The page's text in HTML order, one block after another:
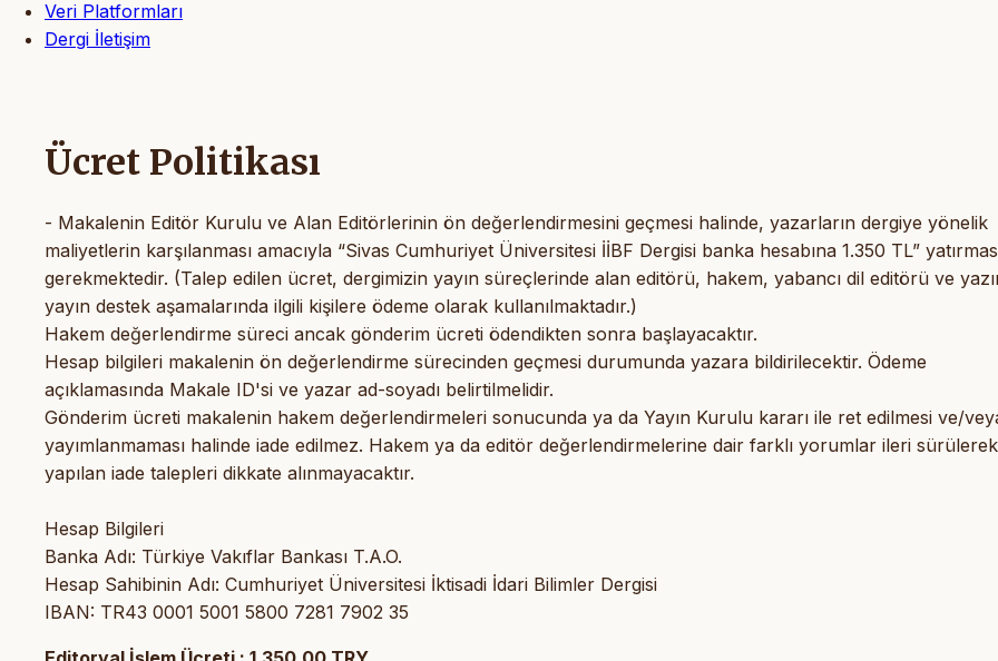
Veri Platformları
Dergi İletişim
Ücret Politikası
- Makalenin Editör Kurulu ve Alan Editörlerinin ön değerlendirmesini geçmesi halinde, yazarların dergiye yönelik
maliyetlerin karşılanması amacıyla “Sivas Cumhuriyet Üniversitesi İİBF Dergisi banka hesabına 1.350 TL”
gerekmektedir. (Talep edilen ücret, dergimizin yayın süreçlerinde alan editörü, hakem, yabancı dil editörü ve
yayın destek aşamalarında ilgili kişilere ödeme olarak kullanılmaktadır.)
Hakem değerlendirme süreci ancak gönderim ücreti ödendikten sonra başlayacaktır.
Hesap bilgileri makalenin ön değerlendirme sürecinden geçmesi durumunda yazara bildirilecektir. Ödeme
açıklamasında Makale ID'si ve yazar ad-soyadı belirtilmelidir.
Gönderim ücreti makalenin hakem değerlendirmeleri sonucunda ya da Yayın Kurulu kararı ile ret edilmesi ve/
yayımlanmaması halinde iade edilmez. Hakem ya da editör değerlendirmelerine dair farklı yorumlar ileri sürülerek
yapılan iade talepleri dikkate alınmayacaktır.
Hesap Bilgileri
Banka Adı: Türkiye Vakıflar Bankası T.A.O.
Hesap Sahibinin Adı: Cumhuriyet Üniversitesi İktisadi İdari Bilimler Dergisi
IBAN: TR43 0001 5001 5800 7281 7902 35